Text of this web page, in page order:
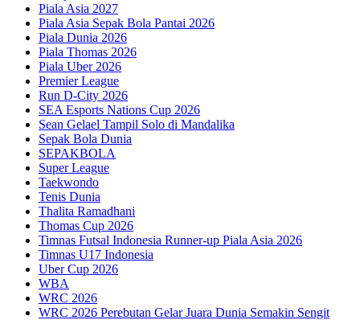
Piala Asia 2027
Piala Asia Sepak Bola Pantai 2026
Piala Dunia 2026
Piala Thomas 2026
Piala Uber 2026
Premier League
Run D-City 2026
SEA Esports Nations Cup 2026
Sean Gelael Tampil Solo di Mandalika
Sepak Bola Dunia
SEPAKBOLA
Super League
Taekwondo
Tenis Dunia
Thalita Ramadhani
Thomas Cup 2026
Timnas Futsal Indonesia Runner-up Piala Asia 2026
Timnas U17 Indonesia
Uber Cup 2026
WBA
WRC 2026
WRC 2026 Perebutan Gelar Juara Dunia Semakin Sengit